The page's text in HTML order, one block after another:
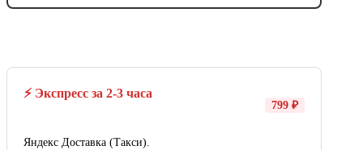
⚡ Экспресс за 2-3 часа
799 ₽
Яндекс Доставка (Такси).